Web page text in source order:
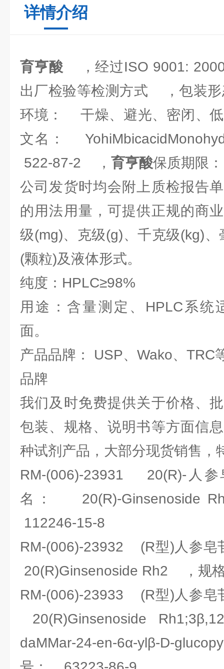
详情介绍
育亨酸 ，经过ISO 9001:
出厂检验等检测方式 ，包装
环境： 干燥、避光、密闭、
文名：
522-87-2 ， 育亨酸保质期限
公司发货时均会附上 质检报告
的用法用量，可提供正规的商
级(mg)、克级(g)、千克级(kg)
(颗粒)及液体形式。
纯度：HPLC≥98%
用途：含量测定、HPLC系统
面。
产品品牌： USP、Wako、TRC
品牌
我们及时免费提供关于价格、
包装、规格、说明书等方面信
种试剂产品，大部分现货销售，
RM-(006)-23931 20(R)-人
名： 20(R)-Ginsenoside
112246-15-8
RM-(006)-23932 (R型)人参
20(R)Ginsenoside Rh2 ，规
RM-(006)-23933 (R型)人参
20(R)Ginsenoside
daMMar-24-en-6α-ylβ-D-